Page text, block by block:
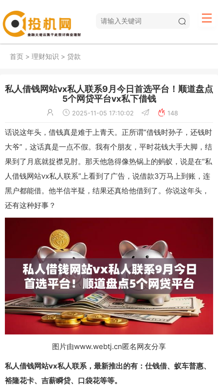
首页 > 理财知识 > 贷款
私人借钱网站vx私人联系9月今日首选平台！顺道盘点
5个网贷平台vx私下借钱
2025-11-05 17:10:02 148
话说这年头，借钱真是难于上青天。正所谓“借钱时孙子，还钱时
大爷”，这话真是一点不假。我有个朋友，平时花钱大手大脚，结
果到了月底就捉襟见肘。那天他急得像热锅上的蚂蚁，说是在“私
人借钱网站vx私人联系”上看到了广告，说借款3万马上到账，连
黑户都能借。他半信半疑，结果还真给他借到了。你说这年头，
还有这种好事？
图片由www.webtj.cn匿名网友分享
私人借钱网站vx私人联系，最新推出的有：仕钱借、蚁车普惠、
裕隆花卡、吉薪瞬贷、口袋花等等。